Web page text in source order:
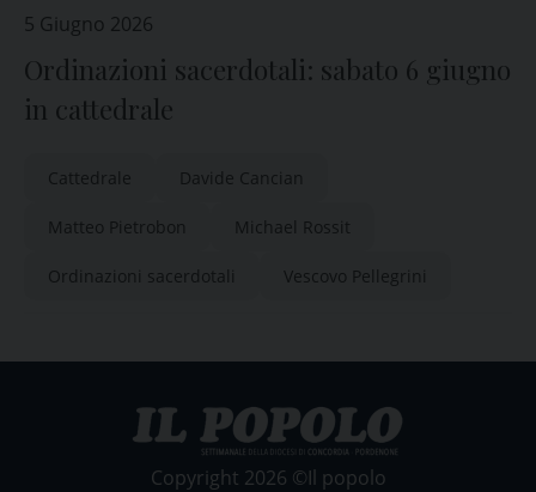
5 Giugno 2026
Ordinazioni sacerdotali: sabato 6 giugno
in cattedrale
Cattedrale Davide Cancian
Matteo Pietrobon Michael Rossit
Ordinazioni sacerdotali Vescovo Pellegrini
Copyright 2026 ©Il popolo